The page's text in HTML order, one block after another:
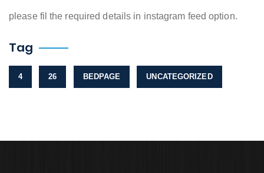
please fil the required details in instagram feed option.
Tag
4 26 BEDPAGE UNCATEGORIZED